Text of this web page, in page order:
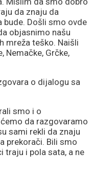
da znaju da
bude. Došli smo ovde
objasnimo našu
mreža teško. Naišli
Nemačke, Grčke,
o dijalogu sa
smo i o
da razgovaramo
sami rekli da znaju
prekorači. Bili smo
traju i pola sata, a ne